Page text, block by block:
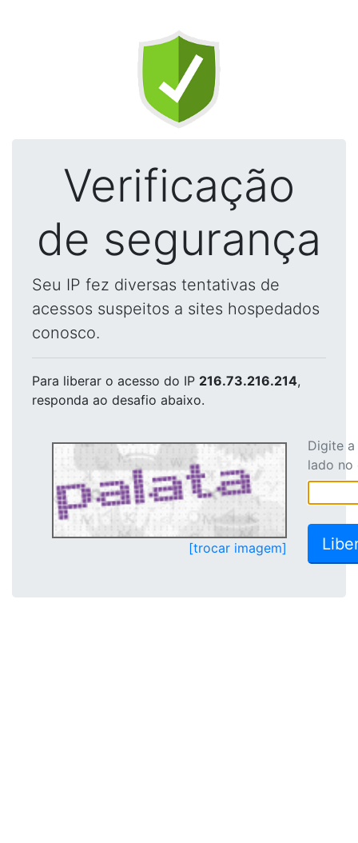
Verificação
de segurança
Seu IP fez diversas tentativas de
acessos suspeitos a sites hospedados
conosco.
Para liberar o acesso do IP 216.73.216.214,
responda ao desafio abaixo.
[trocar imagem]
Digite
lado no